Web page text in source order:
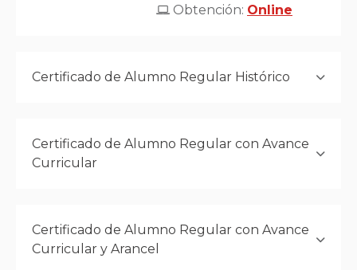
Obtención: Online
Certificado de Alumno Regular Histórico
Certificado de Alumno Regular con Avance
Curricular
Certificado de Alumno Regular con Avance
Curricular y Arancel